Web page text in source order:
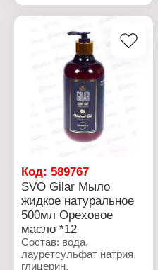
Характеристики:
Бренд: Gilar
Тип товара: Мыло
Особенность:
натуральное
Объем: 500 мл
Код: 589767
SVO Gilar Мыло
жидкое натуральное
500мл Ореховое
масло *12
Состав: вода,
лауретсульфат натрия,
глицерин,